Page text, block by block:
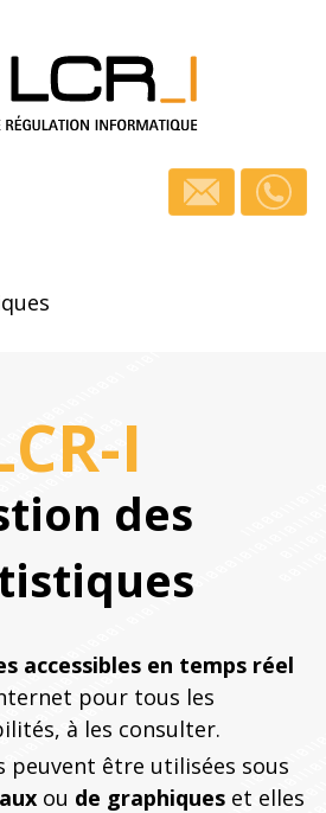
I
des
accessibles en temps réel
pour tous les
à les consulter.
peuvent être utilisées sous
ou de graphiques et elles